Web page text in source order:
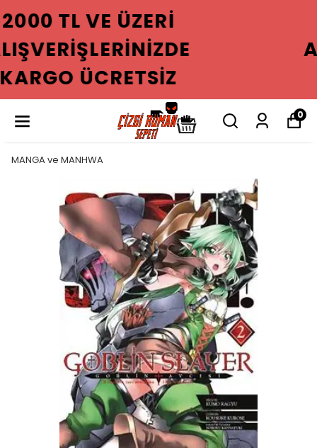
2000 TL VE ÜZERI
ALIŞVERIŞLERINIZDE
KARGO ÜCRETSIZ
0
MANGA ve MANHWA